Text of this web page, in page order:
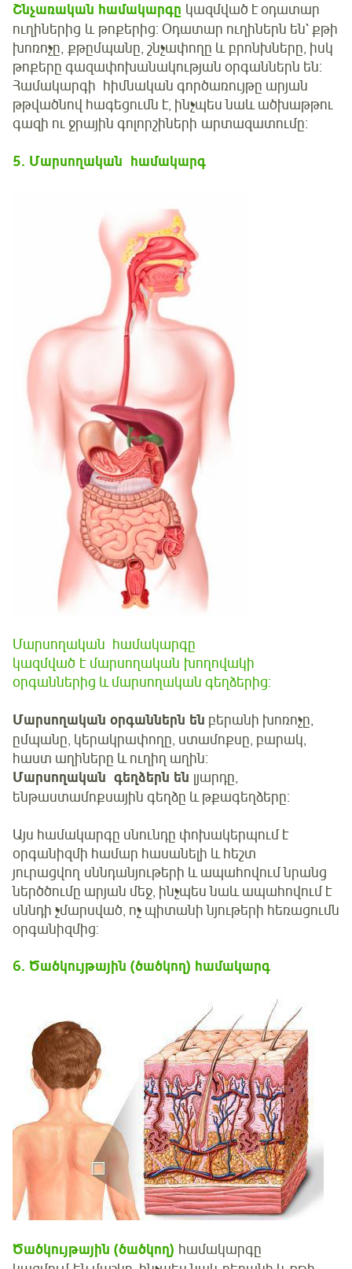
Շնչառական համակարգը կազմված է օդատար
ուղիներից և թոքերից: Օդատար ուղիներն են` քթի
խոռոչը, քթըմպանը, շնչափողը և բրոնխները, իսկ
թոքերը գազափոխանակության օրգաններն են։
Համակարգի հիմնական գործառույթը արյան
թթվածնով հագեցումն է, ինչպես նաև ածխաթթու
գազի ու ջրային գոլորշիների արտազատումը։
5. Մարսողական համակարգ
Մարսողական համակարգը
կազմված է մարսողական խողովակի
օրգաններից և մարսողական գեղձերից:
Մարսողական օրգաններն են բերանի խոռոչը,
ըմպանը, կերակրափողը, ստամոքսը, բարակ,
հաստ աղիները և ուղիղ աղին:
Մարսողական գեղձերն են լյարդը,
ենթաստամոքսային գեղձը և թքագեղձերը։
Այս համակարգը սնունդը փոխակերպում է
օրգանիզմի համար հասանելի և հեշտ
յուրացվող սննդանյութերի և ապահովում նրանց
ներծծումը արյան մեջ, ինչպես նաև ապահովում է
սննդի չմարսված, ոչ պիտանի նյութերի հեռացումն
օրգանիզմից:
6. Ծածկույթային (ծածկող) համակարգ
Ծածկույթային (ծածկող) համակարգը